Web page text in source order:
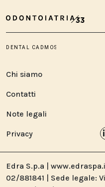
Chi siamo
Contatti
Note legali
Privacy
Edra S.p.a |
02/881841 | Sede legale: